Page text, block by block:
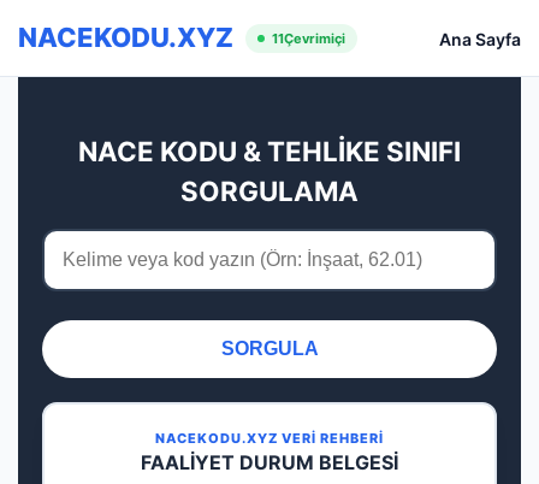
NACEKODU.XYZ 11Çevrimiçi Ana Sayfa
NACE KODU & TEHLİKE SINIFI
SORGULAMA
SORGULA
NACEKODU.XYZ VERİ REHBERİ
FAALİYET DURUM BELGESİ